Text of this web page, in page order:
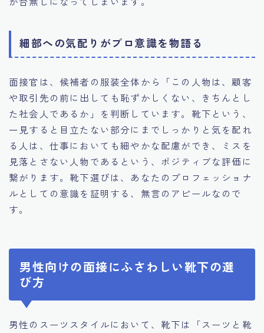
細部への気配りがプロ意識を物語る
面接官は、候補者の服装全体から「この人物は、顧客
や取引先の前に出しても恥ずかしくない、きちんとし
た社会人であるか」を判断しています。靴下という、
一見すると目立たない部分にまでしっかりと気を配れ
る人は、仕事においても細やかな配慮ができ、ミスを
見落とさない人物であるという、ポジティブな評価に
繋がります。靴下選びは、あなたのプロフェッショナ
ルとしての意識を証明する、無言のアピールなので
す。
男性向けの面接にふさわしい靴下の選
び方
男性のスーツスタイルにおいて、靴下は「スーツと靴